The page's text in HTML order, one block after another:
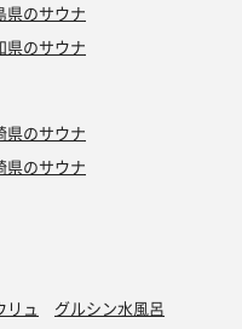
県のサウナ
県のサウナ
県のサウナ
県のサウナ
リュ
グルシン水風呂